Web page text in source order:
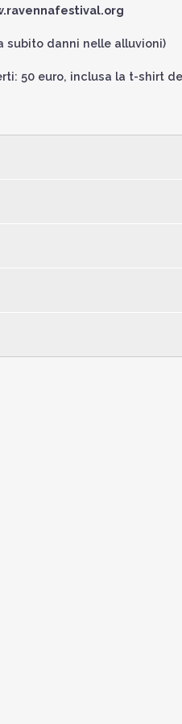
subito danni nelle alluvioni)
50 euro, inclusa la t-shirt